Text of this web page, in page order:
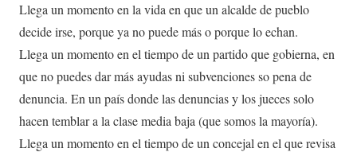
Llega un momento en la vida en que un alcalde de pueblo
decide irse, porque ya no puede más o porque lo echan.
Llega un momento en el tiempo de un partido que gobierna, en
que no puedes dar más ayudas ni subvenciones so pena de
denuncia. En un país donde las denuncias y los jueces solo
hacen temblar a la clase media baja (que somos la mayoría).
Llega un momento en el tiempo de un concejal en el que revisa